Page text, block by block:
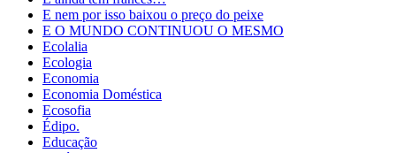
E nem por isso baixou o preço do peixe
E O MUNDO CONTINUOU O MESMO
Ecolalia
Ecologia
Economia
Economia Doméstica
Ecosofia
Édipo.
Educação